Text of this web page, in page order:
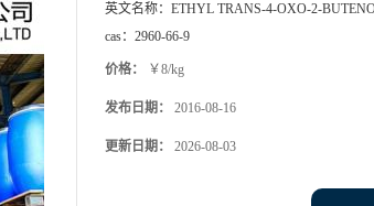
英文名称： ETHYL TRANS-4-OXO-2-
cas： 2960-66-9
价格： ￥8/kg
发布日期： 2016-08-16
更新日期： 2026-08-03